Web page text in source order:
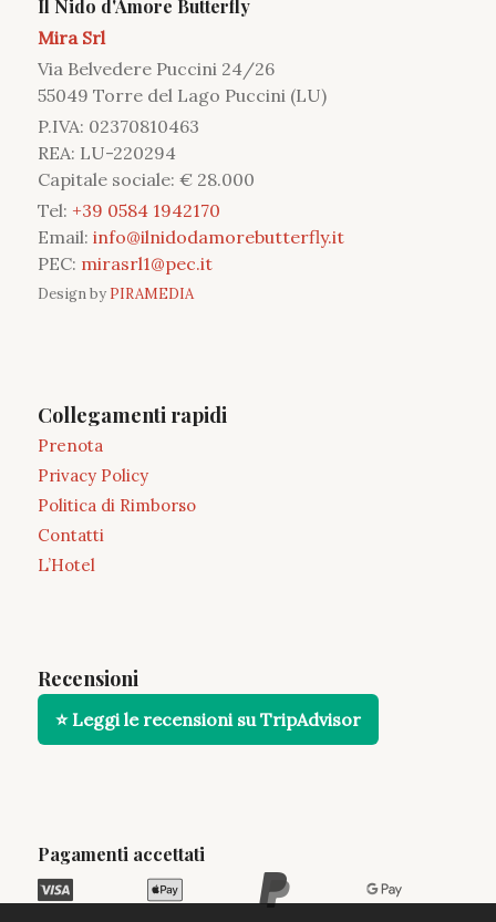
Il Nido d'Amore Butterfly
Mira Srl
Via Belvedere Puccini 24/26
55049 Torre del Lago Puccini (LU)
P.IVA: 02370810463
REA: LU-220294
Capitale sociale: € 28.000
Tel: +39 0584 1942170
Email: info@ilnidodamorebutterfly.it
PEC: mirasrl1@pec.it
Design by PIRAMEDIA
Collegamenti rapidi
Prenota
Privacy Policy
Politica di Rimborso
Contatti
L’Hotel
Recensioni
⭐ Leggi le recensioni su TripAdvisor
Pagamenti accettati